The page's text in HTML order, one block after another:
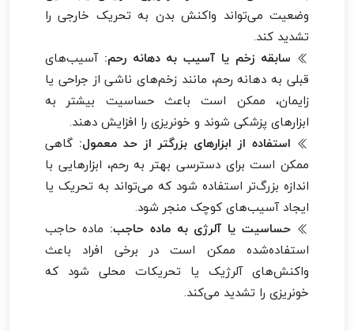
وضعیت می‌تواند واکنش بدن به تحریک خارجی را
تشدید کند.
سابقه زخم یا آسیب به دهانه رحم: آسیب‌های
قبلی به دهانه رحم، مانند زخم‌های ناشی از جراحی یا
زایمان، ممکن است باعث حساسیت بیشتر به
ابزارهای پزشکی شوند و خونریزی را افزایش دهند.
استفاده از ابزارهای بزرگتر از حد معمول: گاهی
ممکن است برای دسترسی بهتر به رحم، ابزارهایی با
اندازه بزرگ‌تر استفاده شود که می‌تواند به تحریک یا
ایجاد آسیب‌های کوچک منجر شود.
حساسیت یا آلرژی به ماده حاجب: ماده حاجب
استفاده‌شده ممکن است در برخی افراد باعث
واکنش‌های آلرژیک یا تحریکات محلی شود که
خونریزی را تشدید می‌کند.